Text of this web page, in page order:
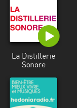
La Distillerie
Sonore